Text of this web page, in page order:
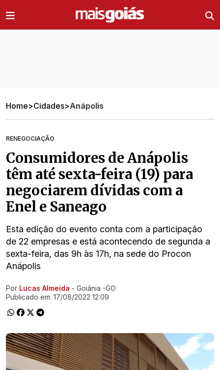
Home>Cidades>Anápolis
RENEGOCIAÇÃO
Consumidores de Anápolis
têm até sexta-feira (19) para
negociarem dívidas com a
Enel e Saneago
Esta edição do evento conta com a participação
de 22 empresas e está acontecendo de segunda a
sexta-feira, das 9h às 17h, na sede do Procon
Anápolis
Ir direto pra matéria
Por Lucas Almeida - Goiânia -GO
Publicado em: 17/08/2022 12:09